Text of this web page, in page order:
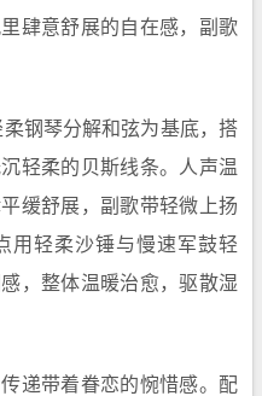
肆意舒展的自在感，副歌
钢琴分解和弦为基底，搭
轻柔的贝斯线条。人声温
缓舒展，副歌带轻微上扬
用轻柔沙锤与慢速军鼓轻
，整体温暖治愈，驱散湿
递带着眷恋的惋惜感。配